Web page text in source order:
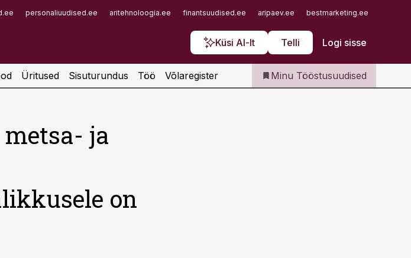
personaliuudised.ee aritehnoloogia.ee finantsuudised.ee aripaev.ee bestmarketing.ee
Küsi AI-lt Telli Logi sisse
Iseteenindus
Telli Tööstusuudised
Üritused Sisuturundus Töö Võlaregister Minu Tööstusuudised
ja
on